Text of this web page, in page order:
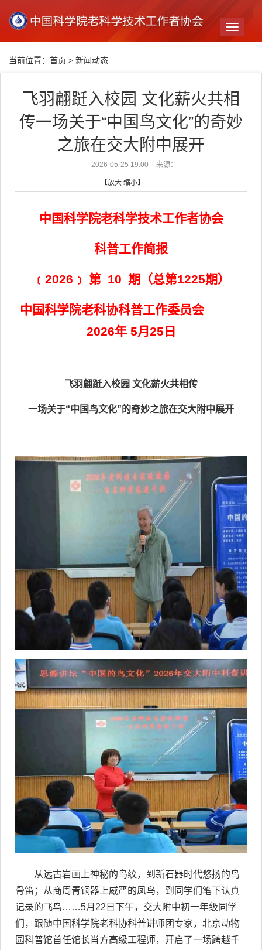
Toggle
当前位置： 首页 > 新闻动态
飞羽翩跹入校园 文化薪火共相
传一场关于“中国鸟文化”的奇妙
之旅在交大附中展开
2026-05-25 19:00 来源：
【放大 缩小】
中国科学院老科学技术工作者协会
科普工作简报
﹝2026﹞ 第 10 期（总第1225期）
中国科学院老科协科普工作委员会
2026年 5月25日
飞羽翩跹入校园 文化薪火共相传
一场关于“中国鸟文化”的奇妙之旅在交大附中展开
从远古岩画上神秘的鸟纹，到新石器时代悠扬的鸟
骨笛；从商周青铜器上威严的凤鸟，到同学们笔下认真
记录的飞鸟……5月22日下午，交大附中初一年级同学
们，跟随中国科学院老科协科普讲师团专家，北京动物
园科普馆首任馆长肖方高级工程师，开启了一场跨越千